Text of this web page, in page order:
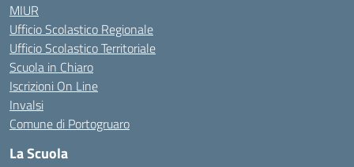
MIUR
Ufficio Scolastico Regionale
Ufficio Scolastico Territoriale
Scuola in Chiaro
Iscrizioni On Line
Invalsi
Comune di Portogruaro
La Scuola